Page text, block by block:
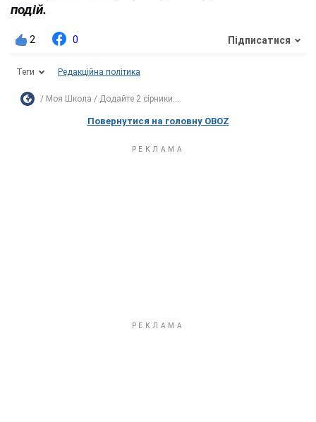
подій.
2 0 Підписатися
Теги Редакційна політика
Моя Школа Додайте 2 сірники:...
Повернутися на головну OBOZ